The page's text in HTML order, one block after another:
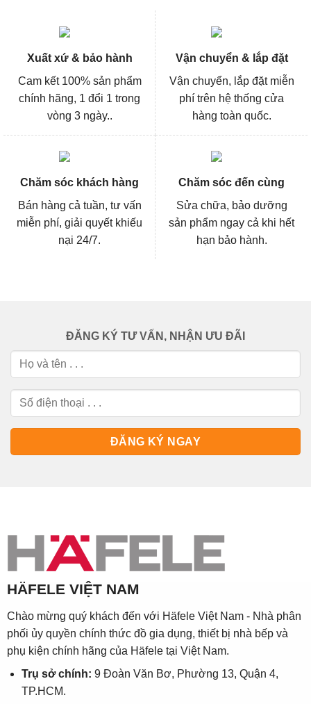
Xuất xứ & bảo hành
Cam kết 100% sản phẩm
chính hãng, 1 đổi 1 trong
vòng 3 ngày..
Vận chuyển & lắp đặt
Vận chuyển, lắp đặt miễn
phí trên hệ thống cửa
hàng toàn quốc.
Chăm sóc khách hàng
Bán hàng cả tuần, tư vấn
miễn phí, giải quyết khiếu
nại 24/7.
Chăm sóc đến cùng
Sửa chữa, bảo dưỡng
sản phẩm ngay cả khi hết
hạn bảo hành.
ĐĂNG KÝ TƯ VẤN, NHẬN ƯU ĐÃI
HÄFELE VIỆT NAM
Chào mừng quý khách đến với Häfele Việt Nam - Nhà phân
phối ủy quyền chính thức đồ gia dụng, thiết bị nhà bếp và
phụ kiện chính hãng của Häfele tại Việt Nam.
Trụ sở chính: 9 Đoàn Văn Bơ, Phường 13, Quận 4,
TP.HCM.